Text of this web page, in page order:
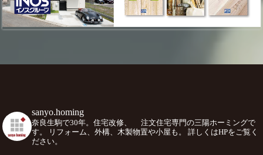
sanyo.homing
奈良生駒で30年。住宅改修、
注文住宅専門の三陽ホーミングで
す。
リフォーム、外構、木製物置や小屋も。
詳しくはHPをご覧く
ださい。